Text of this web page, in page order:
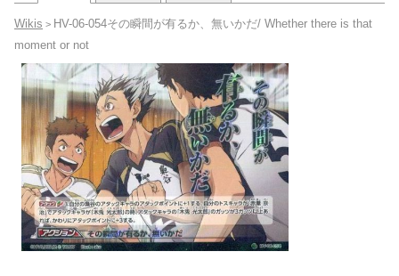
Wikis > HV-06-054その瞬間が有るか、無いかだ/ Whether there is that
moment or not